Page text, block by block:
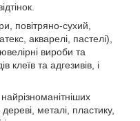
повітряно-сухий,
акварелі, пастелі),
вироби та
клеїв та адгезивів, і
металі, пластику,